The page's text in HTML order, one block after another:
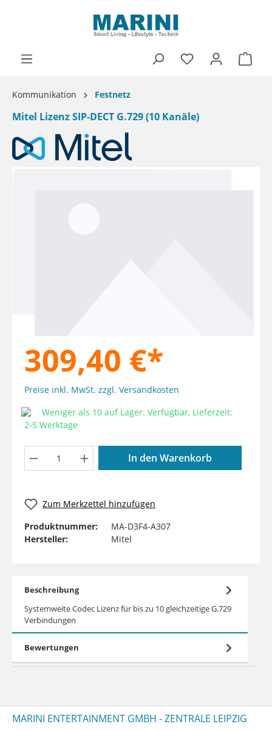
Kommunikation Festnetz
Mitel Lizenz SIP-DECT G.729 (10 Kanäle)
309,40 €*
Preise inkl. MwSt. zzgl. Versandkosten
Weniger als 10 auf Lager. Verfügbar, Lieferzeit:
2-5 Werktage
Produkt Anzahl: Gib den
In den Warenkorb
Zum Merkzettel hinzufügen
Produktnummer:
MA-D3F4-A307
Hersteller:
Mitel
Beschreibung
Systemweite Codec Lizenz für bis zu 10 gleichzeitige G.729
Verbindungen
Bewertungen
MARINI ENTERTAINMENT GMBH - ZENTRALE LEIPZIG